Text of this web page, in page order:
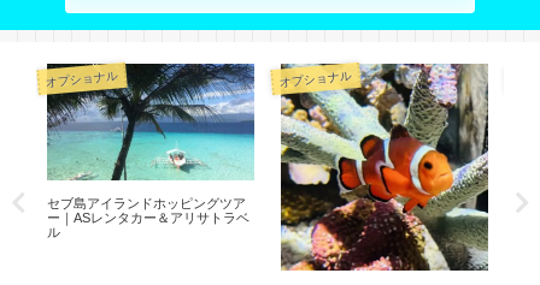
オプショナル
セブ島アイランドホッピングツア
ー｜ASレンタカー＆アリサトラベ
ル
オプショナル
フ